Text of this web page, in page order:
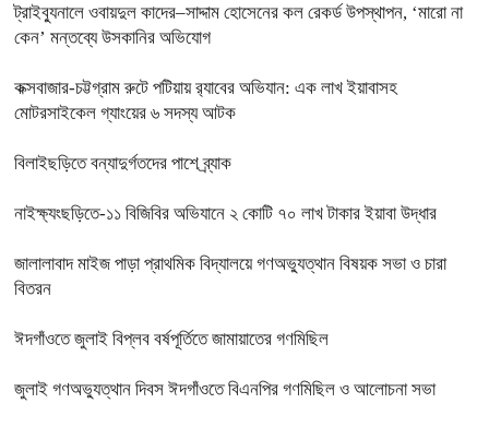
ট্রাইব্যুনালে ওবায়দুল কাদের–সাদ্দাম হোসেনের কল রেকর্ড উপস্থাপন, ‘মারো না
কেন’ মন্তব্যে উসকানির অভিযোগ
কক্সবাজার-চট্টগ্রাম রুটে পটিয়ায় র‍্যাবের অভিযান: এক লাখ ইয়াবাসহ
মোটরসাইকেল গ্যাংয়ের ৬ সদস্য আটক
বিলাইছড়িতে বন্যাদুর্গতদের পাশে ব্র্যাক
নাইক্ষ্যংছড়িতে-১১ বিজিবির অভিযানে ২ কোটি ৭০ লাখ টাকার ইয়াবা উদ্ধার
জালালাবাদ মাইজ পাড়া প্রাথমিক বিদ্যালয়ে গণঅভ্যুত্থান বিষয়ক সভা ও চারা
বিতরন
ঈদগাঁওতে জুলাই বিপ্লব বর্ষপূর্তিতে জামায়াতের গণমিছিল
জুলাই গণঅভ্যুত্থান দিবস ঈদগাঁওতে বিএনপির গণমিছিল ও আলোচনা সভা